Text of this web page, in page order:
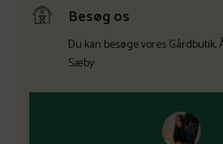
Besøg os
Du kan besøge vores Gårdbutik,
Sæby